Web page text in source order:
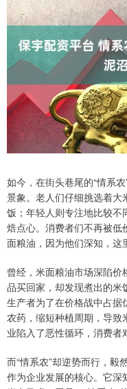
如今，在街头巷尾的“情系
景象。老人们仔细挑选着
饭；年轻人则专注地比较
焙点心。消费者们不再被低
面粮油，因为他们深知，这
曾经，米面粮油市场深陷
品买回家，却发现煮出的米
生产者为了在价格战中占
农药，缩短种植周期，导
业陷入了恶性循环，消费者
而“情系农”却逆势而行，毅
作为企业发展的核心。它